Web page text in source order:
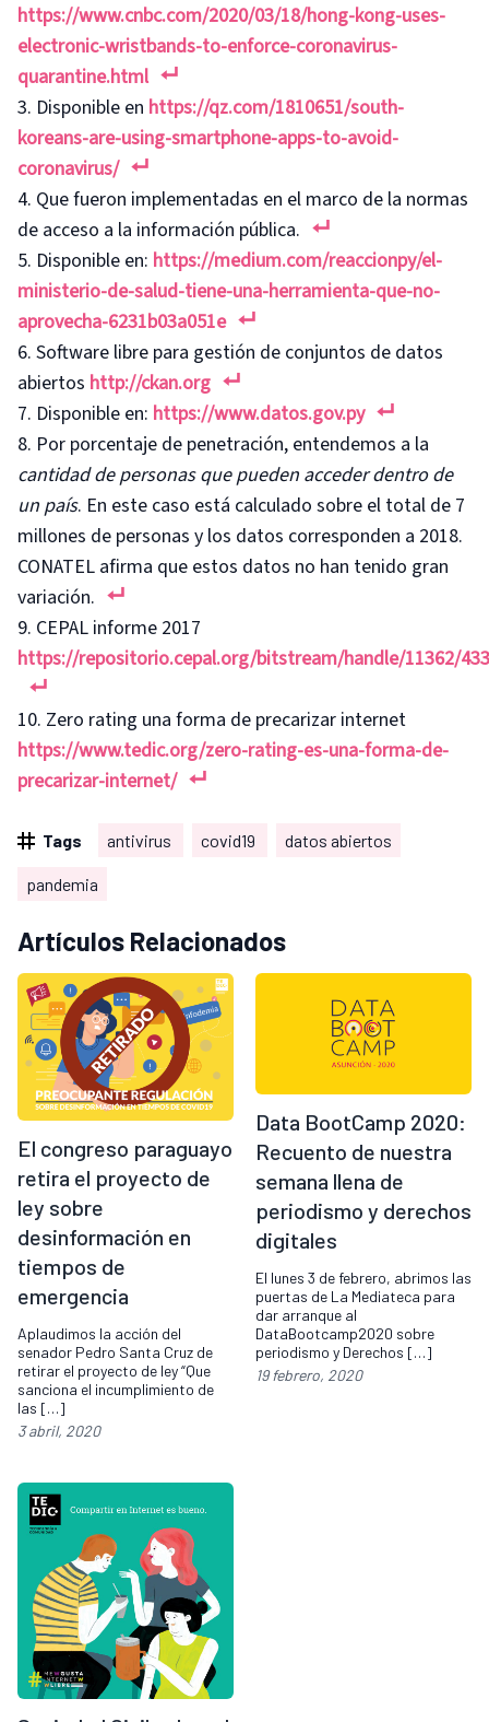
https://www.cnbc.com/2020/03/18/hong-kong-uses-
electronic-wristbands-to-enforce-coronavirus-
quarantine.html
Disponible en https://qz.com/1810651/south-
koreans-are-using-smartphone-apps-to-avoid-
coronavirus/
Que fueron implementadas en el marco de la normas
de acceso a la información pública.
Disponible en: https://medium.com/reaccionpy/el-
ministerio-de-salud-tiene-una-herramienta-que-no-
aprovecha-6231b03a051e
Software libre para gestión de conjuntos de datos
abiertos http://ckan.org
Disponible en: https://www.datos.gov.py
Por porcentaje de penetración, entendemos a la
cantidad de personas que pueden acceder dentro de
un país. En este caso está calculado sobre el total de 7
millones de personas y los datos corresponden a 2018.
CONATEL afirma que estos datos no han tenido gran
variación.
CEPAL informe 2017
https://repositorio.cepal.org/bitstream/handle/11362/
Zero rating una forma de precarizar internet
https://www.tedic.org/zero-rating-es-una-forma-de-
precarizar-internet/
Tags antivirus covid19 datos abiertos
pandemia
Artículos Relacionados
El congreso paraguayo
retira el proyecto de
ley sobre
desinformación en
tiempos de
emergencia
Aplaudimos la acción del
senador Pedro Santa Cruz de
retirar el proyecto de ley “Que
sanciona el incumplimiento de
las […]
3 abril, 2020
Data BootCamp 2020:
Recuento de nuestra
semana llena de
periodismo y derechos
digitales
El lunes 3 de febrero, abrimos las
puertas de La Mediateca para
dar arranque al
DataBootcamp2020 sobre
periodismo y Derechos […]
19 febrero, 2020